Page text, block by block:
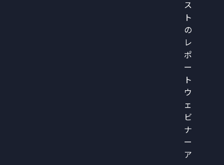
ス
ト
の
レ
ポ
ー
ト
ウ
ェ
ビ
ナ
ー
ア